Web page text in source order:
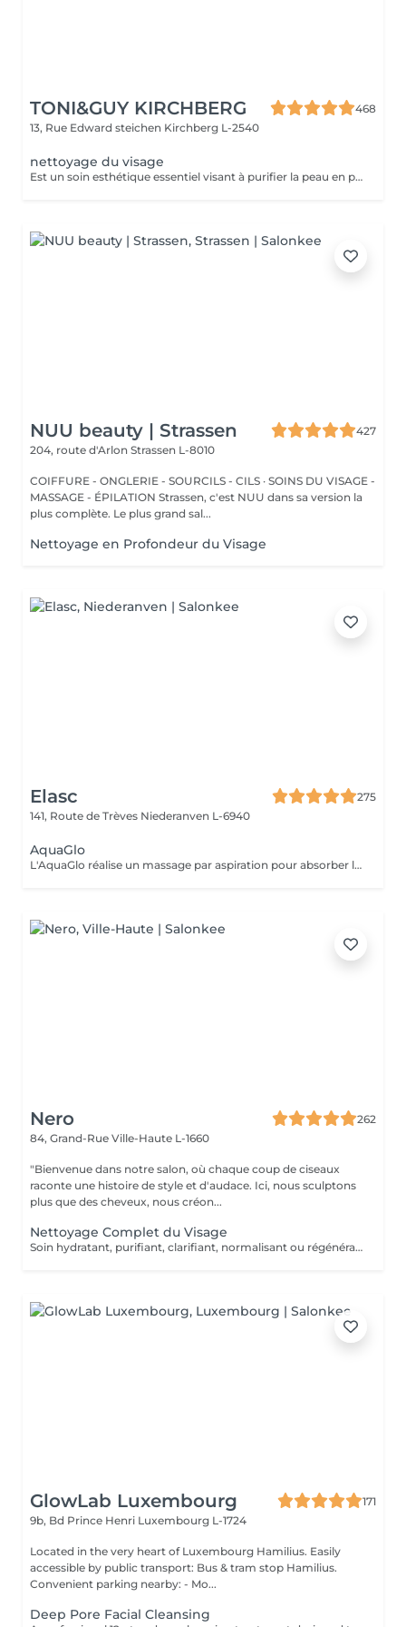
TONI&GUY KIRCHBERG
468
13, Rue Edward steichen Kirchberg L-2540
nettoyage du visage
Est un soin esthétique essentiel visant à purifier la peau en profondeur et a lui donner éclat et fraicheur
NUU beauty | Strassen
427
204, route d'Arlon Strassen L-8010
COIFFURE - ONGLERIE - SOURCILS - CILS · SOINS DU VISAGE -
MASSAGE - ÉPILATION Strassen, c'est NUU dans sa version la
plus complète. Le plus grand sal...
Nettoyage en Profondeur du Visage
Elasc
275
141, Route de Trèves Niederanven L-6940
AquaGlo
L'AquaGlo réalise un massage par aspiration pour absorber les comédons, nettoyer la peau en profondeur, l'hydrater, l'oxygéner et l'exfolier. Cet appareil permet de stimuler la micro circulation ainsi que la division cellulaire. Résultats: un look frais, un teint éclatant, une peau hautement hydratée. Rajeunissement garanti ! Sur tous les types de peau, particulièrement avec des impuretés, des points noirs et/ou de l'acné.
Nero
262
84, Grand-Rue Ville-Haute L-1660
"Bienvenue dans notre salon, où chaque coup de ciseaux
raconte une histoire de style et d'audace. Ici, nous sculptons
plus que des cheveux, nous créon...
Nettoyage Complet du Visage
Soin hydratant, purifiant, clarifiant, normalisant ou régénérant
GlowLab Luxembourg
171
9b, Bd Prince Henri Luxembourg L-1724
Located in the very heart of Luxembourg Hamilius. Easily
accessible by public transport: Bus & tram stop Hamilius.
Convenient parking nearby: - Mo...
Deep Pore Facial Cleansing